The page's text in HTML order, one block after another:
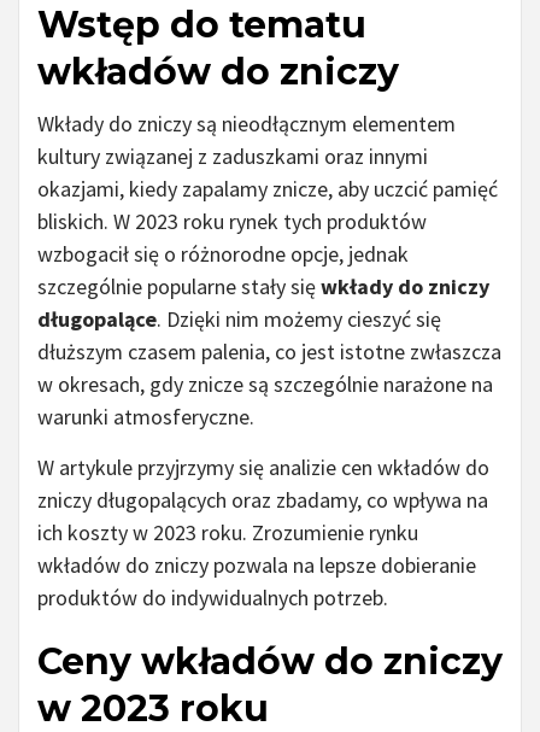
Wstęp do tematu
wkładów do zniczy
Wkłady do zniczy są nieodłącznym elementem
kultury związanej z zaduszkami oraz innymi
okazjami, kiedy zapalamy znicze, aby uczcić pamięć
bliskich. W 2023 roku rynek tych produktów
wzbogacił się o różnorodne opcje, jednak
szczególnie popularne stały sięwkłady do zniczy
długopalące. Dzięki nim możemy cieszyć się
dłuższym czasem palenia, co jest istotne zwłaszcza
w okresach, gdy znicze są szczególnie narażone na
warunki atmosferyczne.
W artykule przyjrzymy się analizie cen wkładów do
zniczy długopalących oraz zbadamy, co wpływa na
ich koszty w 2023 roku. Zrozumienie rynku
wkładów do zniczy pozwala na lepsze dobieranie
produktów do indywidualnych potrzeb.
Ceny wkładów do zniczy
w 2023 roku